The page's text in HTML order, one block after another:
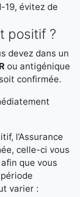
19, évitez de
positif ?
devez dans un
ou antigénique
confirmée.
l’Assurance
celle-ci vous
que vous
varier :